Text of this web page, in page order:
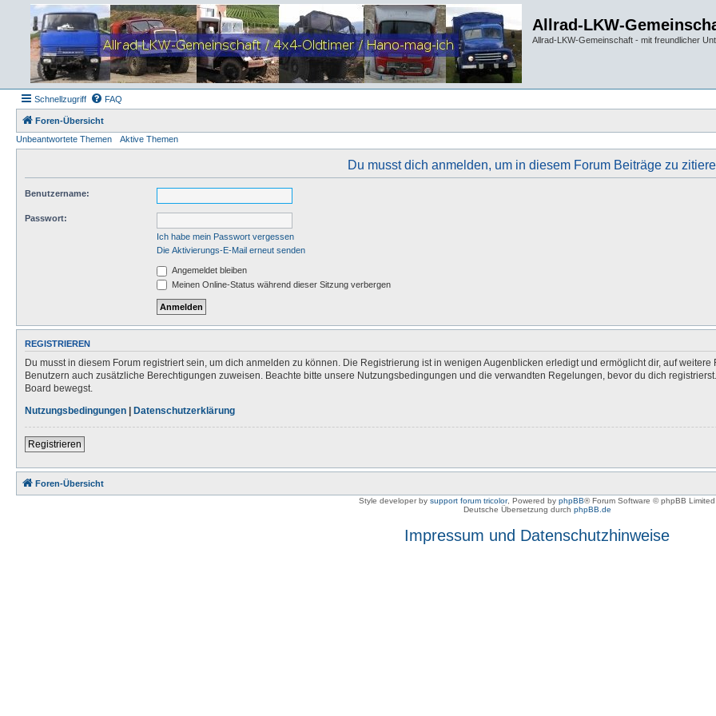
Allrad-LKW-
Allrad-LKW-Gemeinschaft - mit freundlicher
Schnellzugriff FAQ
Foren-Übersicht
Unbeantwortete Themen
Aktive Themen
Du musst dich anmelden, um in diesem Forum Beiträge zu
Benutzername:
Passwort:
Ich habe mein Passwort vergessen
Die Aktivierungs-E-Mail erneut senden
Angemeldet bleiben
Meinen Online-Status während dieser Sitzung verbergen
REGISTRIEREN
Du musst in diesem Forum registriert sein, um dich anmelden zu können. Die Registrierung ist in wenigen Augenblicken erledigt und ermöglicht dir, auf
Benutzern auch zusätzliche Berechtigungen zuweisen. Beachte bitte unsere Nutzungsbedingungen und die verwandten Regelungen, bevor du dich
Board bewegst.
Nutzungsbedingungen | Datenschutzerklärung
Registrieren
Foren-Übersicht
Style developer by support forum tricolor, Powered by phpBB® Forum Software © phpBB Limited
Deutsche Übersetzung durch phpBB.de
Impressum und Datenschutzhinweise